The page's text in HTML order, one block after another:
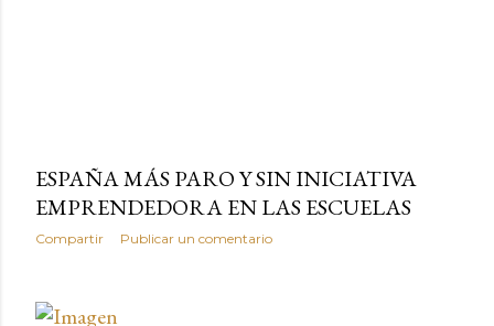
ESPAÑA MÁS PARO Y SIN INICIATIVA
EMPRENDEDORA EN LAS ESCUELAS
Compartir Publicar un comentario